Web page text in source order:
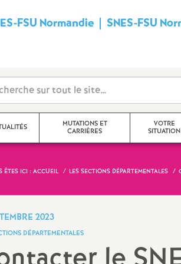
SNES-FSU
diverses
MUTATIONS ET
CARRIÈRES
classe / Classe exceptionnelle
Congés formation, temps
VOTRE
SITUATION
Documentalistes
ÊTES ICI : ACCUEIL LES SECTIONS DÉPARTEMENTALES
2023
DÉPARTEMENTALES